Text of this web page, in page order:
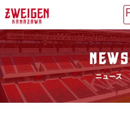
NEWS
ニュース